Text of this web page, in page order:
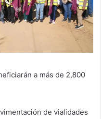
a más de 2,800
de vialidades